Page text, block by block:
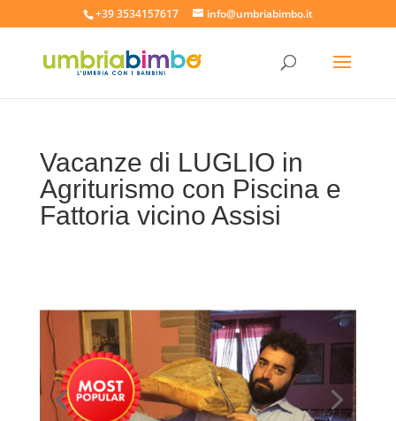
+39 3534157617 info@umbriabimbo.it
Vacanze di LUGLIO in
Agriturismo con Piscina e
Fattoria vicino Assisi